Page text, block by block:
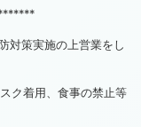
対策実施の上営業をし
ク着用、食事の禁止等